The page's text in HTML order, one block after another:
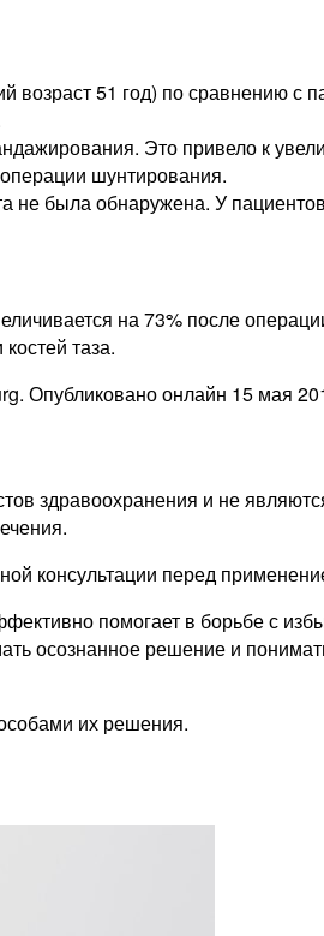
51 год) по сравнению с
Это привело к
шунтирования.
не была обнаружена. У
на 73% после
таза.
Опубликовано онлайн 15 мая
здравоохранения и не
консультации перед
помогает в борьбе с
осознанное решение и
их решения.